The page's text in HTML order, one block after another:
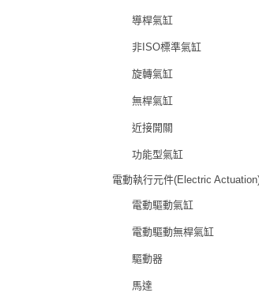
導桿氣缸
非ISO標準氣缸
旋轉氣缸
無桿氣缸
近接開關
功能型氣缸
電動執行元件(Electric
電動驅動氣缸
電動驅動無桿氣缸
驅動器
馬達